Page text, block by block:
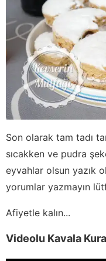
Son olarak tam tadı
sıcakken ve pudra
eyvahlar olsun yazık
yorumlar yazmayın
Afiyetle kalın...
Videolu Kavala